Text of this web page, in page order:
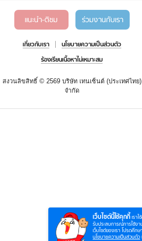
เว็บไซต์นี้ใช้คุกกี้ เรา
รับประสบการณ์การใช้ง
เว็บไซต์ของเรา โปรดศึกษ
นโยบายความเป็นส่วนตัว
แนะนำ-ติชม ร่วมงานกับเรา
เกี่ยวกับเรา
นโยบายความเป็นส่วนตัว
ร้องเรียนเนื้อหาไม่เหมาะสม
สงวนลิขสิทธิ์ © 2569 บริษัท เทนเซ็นต์ (ประเทศไทย)
จำกัด